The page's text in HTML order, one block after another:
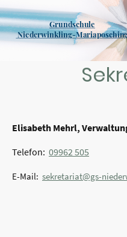
Grundschule
Niederwinkling-
Elisabeth Mehrl,
Telefon: 09962 505
E-Mail: sekretariat@gs-